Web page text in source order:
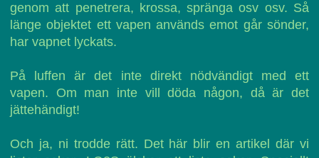
genom att penetrera, krossa, spränga osv osv. Så
länge objektet ett vapen används emot går sönder,
har vapnet lyckats.
På luffen är det inte direkt nödvändigt med ett
vapen. Om man inte vill döda någon, då är det
jättehändigt!
Och ja, ni trodde rätt. Det här blir en artikel där vi